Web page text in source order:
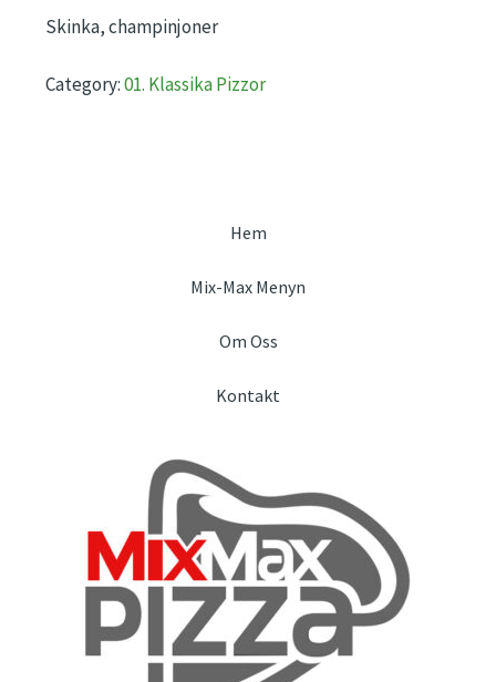
Skinka, champinjoner
Category:01. Klassika Pizzor
Hem
Mix-Max Menyn
Om Oss
Kontakt